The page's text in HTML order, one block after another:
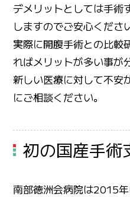
デメリットとしては手術
しますのでご安心くださ
実際に開腹手術との比較
ればメリットが多い事が
新しい医療に対して不安
にご相談ください。
初の国産手
南部徳洲会病院は2015